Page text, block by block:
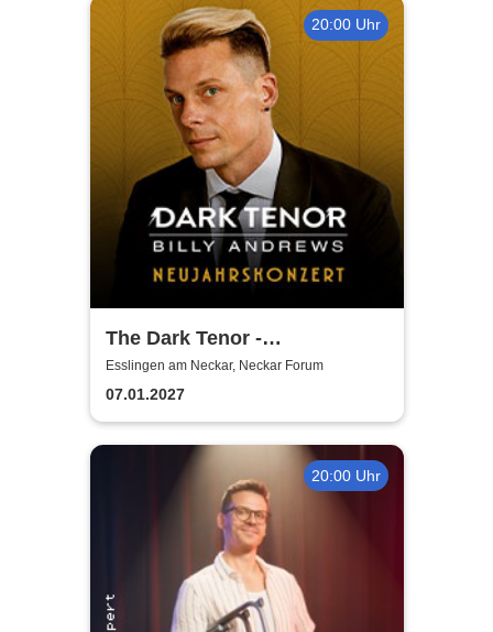
20:00 Uhr
The Dark Tenor -
Neujahrskonzerte
Esslingen am Neckar, Neckar Forum
07.01.2027
20:00 Uhr